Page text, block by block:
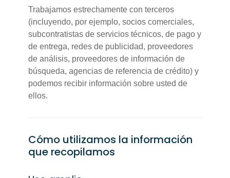
Trabajamos estrechamente con terceros
(incluyendo, por ejemplo, socios comerciales,
subcontratistas de servicios técnicos, de pago y
de entrega, redes de publicidad, proveedores
de análisis, proveedores de información de
búsqueda, agencias de referencia de crédito) y
podemos recibir información sobre usted de
ellos.
Cómo utilizamos la información
que recopilamos